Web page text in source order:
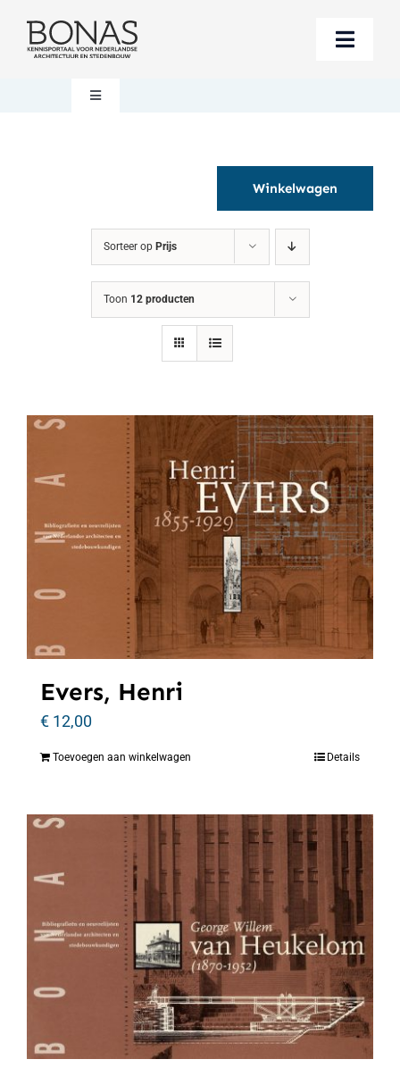
naar
Toggle
Berichten
Steun BONAS
Toggle
Winkelwagen
Sorteer op Prijs
Toon 12 producten
Evers, Henri
€ 12,00
Toevoegen aan winkelwagen Details